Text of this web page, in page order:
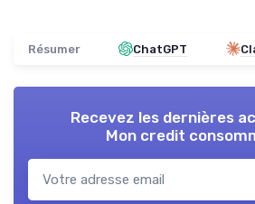
Résumer ChatGPT
Recevez les dernières
Mon credit